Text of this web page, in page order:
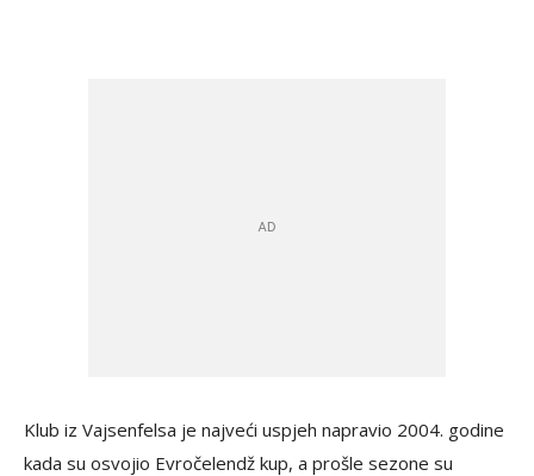
Klub iz Vajsenfelsa je najveći uspjeh napravio 2004. godine
kada su osvojio Evročelendž kup, a prošle sezone su